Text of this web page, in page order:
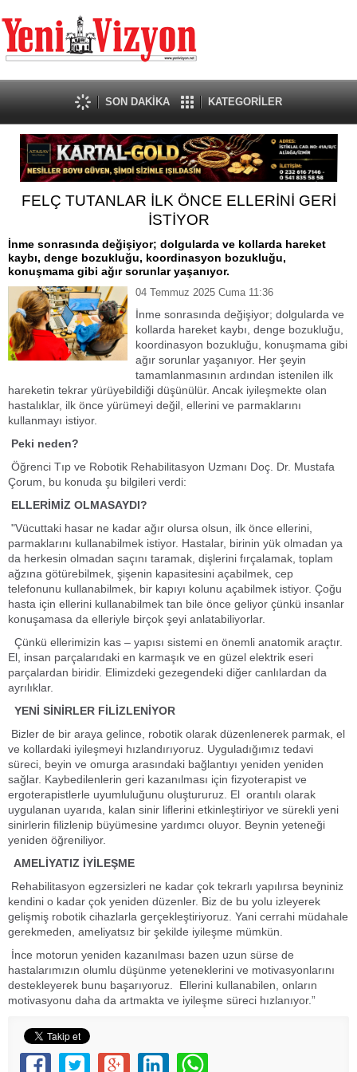
SON DAKİKA KATEGORİLER
FELÇ TUTANLAR İLK ÖNCE ELLERİNİ GERİ
İSTİYOR
İnme sonrasında değişiyor; dolgularda ve kollarda hareket
kaybı, denge bozukluğu, koordinasyon bozukluğu,
konuşmama gibi ağır sorunlar yaşanıyor.
04 Temmuz 2025 Cuma 11:36
İnme sonrasında değişiyor; dolgularda ve
kollarda hareket kaybı, denge bozukluğu,
koordinasyon bozukluğu, konuşmama gibi
ağır sorunlar yaşanıyor. Her şeyin
tamamlanmasının ardından istenilen ilk
hareketin tekrar yürüyebildiği düşünülür. Ancak iyileşmekte olan
hastalıklar, ilk önce yürümeyi değil, ellerini ve parmaklarını
kullanmayı istiyor.
Peki neden?
Öğrenci Tıp ve Robotik Rehabilitasyon Uzmanı Doç. Dr. Mustafa
Çorum, bu konuda şu bilgileri verdi:
ELLERİMİZ OLMASAYDI?
"Vücuttaki hasar ne kadar ağır olursa olsun, ilk önce ellerini,
parmaklarını kullanabilmek istiyor. Hastalar, birinin yük olmadan ya
da herkesin olmadan saçını taramak, dişlerini fırçalamak, toplam
ağzına götürebilmek, şişenin kapasitesini açabilmek, cep
telefonunu kullanabilmek, bir kapıyı kolunu açabilmek istiyor. Çoğu
hasta için ellerini kullanabilmek tan bile önce geliyor çünkü insanlar
konuşamasa da elleriyle birçok şeyi anlatabiliyorlar.
Çünkü ellerimizin kas – yapısı sistemi en önemli anatomik araçtır.
El, insan parçalarıdaki en karmaşık ve en güzel elektrik eseri
parçalardan biridir. Elimizdeki gezegendeki diğer canlılardan da
ayrılıklar.
YENİ SİNİRLER FİLİZLENİYOR
Bizler de bir araya gelince, robotik olarak düzenlenerek parmak, el
ve kollardaki iyileşmeyi hızlandırıyoruz. Uyguladığımız tedavi
süreci, beyin ve omurga arasındaki bağlantıyı yeniden yeniden
sağlar. Kaybedilenlerin geri kazanılması için fizyoterapist ve
ergoterapistlerle uyumluluğunu oluştururuz. El orantılı olarak
uygulanan uyarıda, kalan sinir liflerini etkinleştiriyor ve sürekli yeni
sinirlerin filizlenip büyümesine yardımcı oluyor. Beynin yeteneği
yeniden öğreniliyor.
AMELİYATIZ İYİLEŞME
Rehabilitasyon egzersizleri ne kadar çok tekrarlı yapılırsa beyniniz
kendini o kadar çok yeniden düzenler. Biz de bu yolu izleyerek
gelişmiş robotik cihazlarla gerçekleştiriyoruz. Yani cerrahi müdahale
gerekmeden, ameliyatsız bir şekilde iyileşme mümkün.
İnce motorun yeniden kazanılması bazen uzun sürse de
hastalarımızın olumlu düşünme yeteneklerini ve motivasyonlarını
destekleyerek bunu başarıyoruz. Ellerini kullanabilen, onların
motivasyonu daha da artmakta ve iyileşme süreci hızlanıyor.”